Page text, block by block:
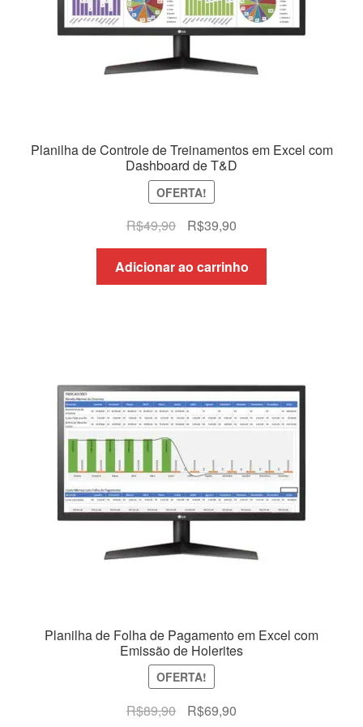
Planilha de Controle de Treinamentos em Excel com
Dashboard de T&D
OFERTA!
R$49,90
O
preço
original
era:
R$39,90O
preço
atual
é:
Adicionar ao carrinho
Planilha de Folha de Pagamento em Excel com
Emissão de Holerites
OFERTA!
R$89,90
OR$69,90O